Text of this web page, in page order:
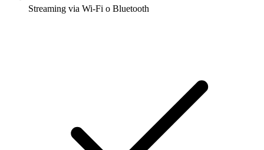
Streaming via Wi-Fi o Bluetooth